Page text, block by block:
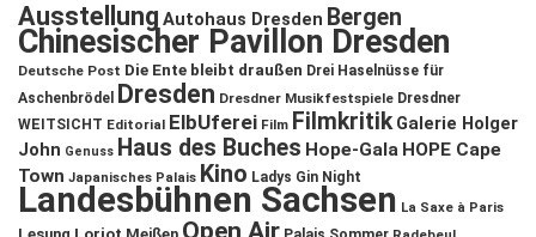
Ausstellung Autohaus Dresden Bergen
Chinesischer Pavillon Dresden
Deutsche Post Die Ente bleibt draußen Drei Haselnüsse für
Aschenbrödel
Dresden Dresdner Musikfestspiele Dresdner
WEITSICHT Editorial ElbUferei Film Filmkritik Galerie Holger
John Genuss Haus des Buches Hope-Gala HOPE Cape
Town Japanisches Palais Kino Ladys Gin Night
Landesbühnen Sachsen La Saxe à Paris
Open Air